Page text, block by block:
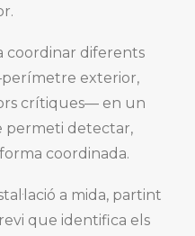
coordinar diferents
exterior,
crítiques— en un
permeti detectar,
coordinada.
a mida, partint
que identifica els